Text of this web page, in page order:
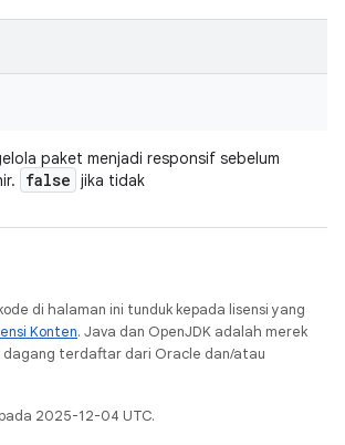
paket menjadi responsif sebelum
false jika tidak
di halaman ini tunduk kepada lisensi yang
Konten. Java dan OpenJDK adalah merek
dagang terdaftar dari Oracle dan/atau
2025-12-04 UTC.